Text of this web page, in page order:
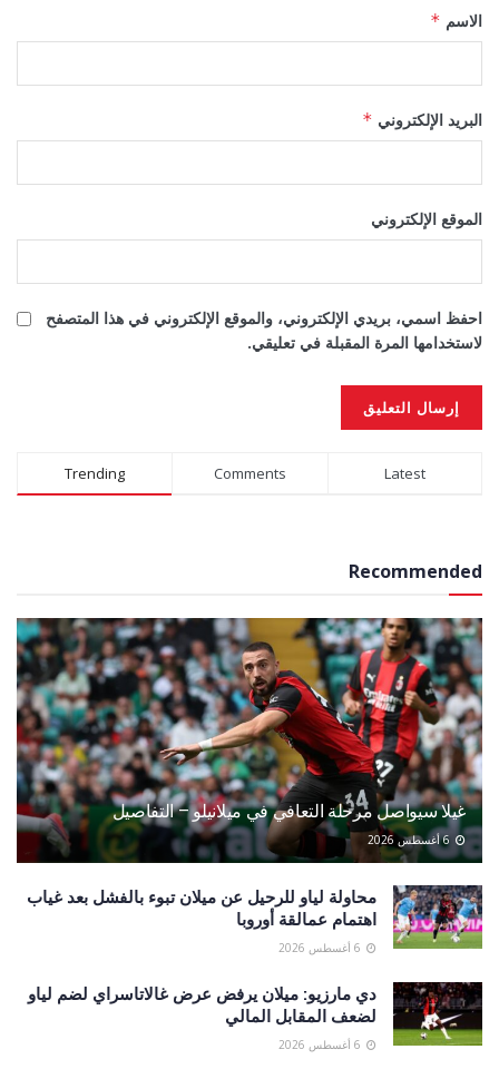
الاسم *
البريد الإلكتروني *
الموقع الإلكتروني
احفظ اسمي، بريدي الإلكتروني، والموقع الإلكتروني في هذا المتصفح
لاستخدامها المرة المقبلة في تعليقي.
Alternative:
Trending Comments Latest
Recommended
غيلا سيواصل مرحلة التعافي في ميلانيلو – التفاصيل
محاولة لياو للرحيل عن ميلان تبوء بالفشل بعد غياب
اهتمام عمالقة أوروبا
دي مارزيو: ميلان يرفض عرض غالاتاسراي لضم لياو
لضعف المقابل المالي